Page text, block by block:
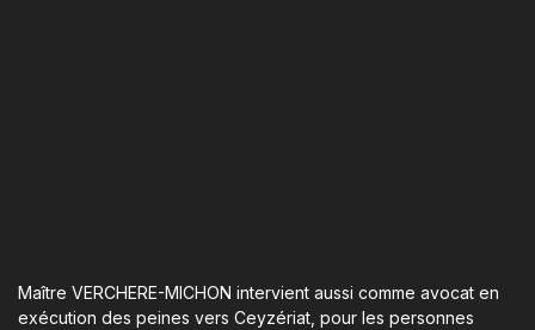
Maître VERCHERE-MICHON intervient aussi comme avocat en
exécution des peines vers Ceyzériat, pour les personnes